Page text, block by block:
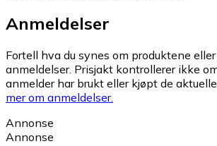
Anmeldelser
Fortell hva du synes om produktene
anmeldelser. Prisjakt kontrollerer ikke
anmelder har brukt eller kjøpt de
mer om anmeldelser.
Annonse
Annonse